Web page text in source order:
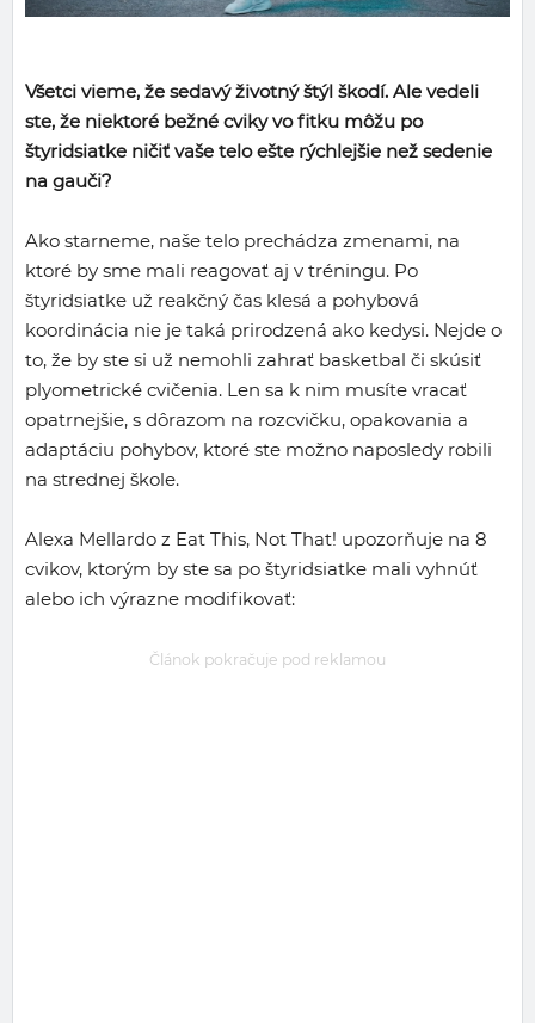
Všetci vieme, že sedavý životný štýl škodí. Ale vedeli
ste, že niektoré bežné cviky vo fitku môžu po
štyridsiatke ničiť vaše telo ešte rýchlejšie než sedenie
na gauči?
Ako starneme, naše telo prechádza zmenami, na
ktoré by sme mali reagovať aj v tréningu. Po
štyridsiatke už reakčný čas klesá a pohybová
koordinácia nie je taká prirodzená ako kedysi. Nejde o
to, že by ste si už nemohli zahrať basketbal či skúsiť
plyometrické cvičenia. Len sa k nim musíte vracať
opatrnejšie, s dôrazom na rozcvičku, opakovania a
adaptáciu pohybov, ktoré ste možno naposledy robili
na strednej škole.
Alexa Mellardo z Eat This, Not That! upozorňuje na 8
cvikov, ktorým by ste sa po štyridsiatke mali vyhnúť
alebo ich výrazne modifikovať:
Článok pokračuje pod reklamou